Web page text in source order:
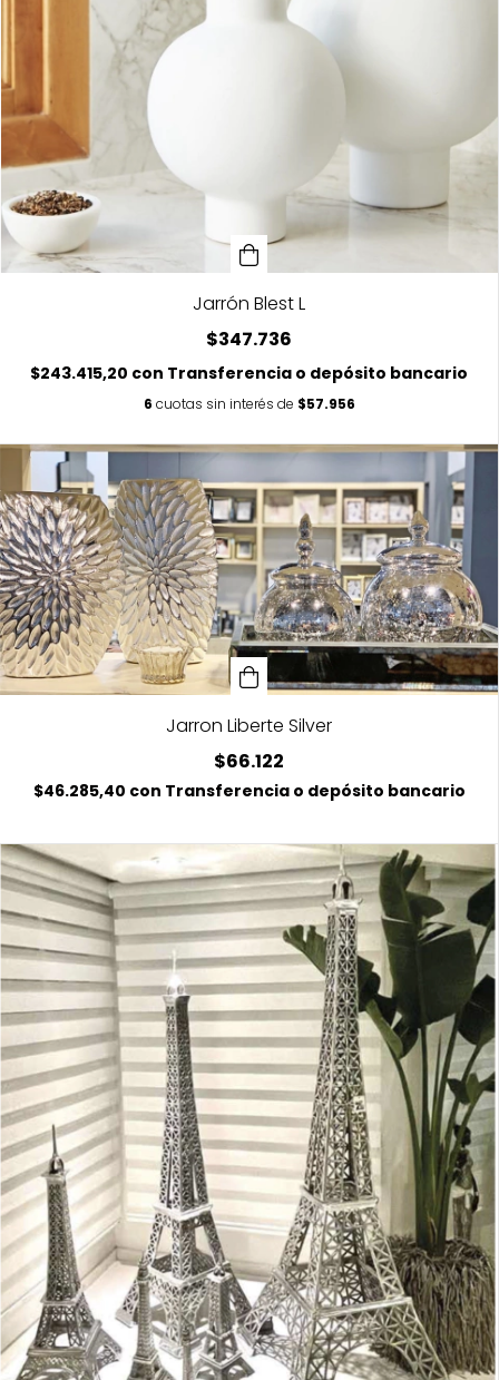
Jarrón Blest L
$347.736
$243.415,20 con Transferencia o depósito bancario
6 cuotas sin interés de $57.956
Jarron Liberte Silver
$66.122
$46.285,40 con Transferencia o depósito bancario